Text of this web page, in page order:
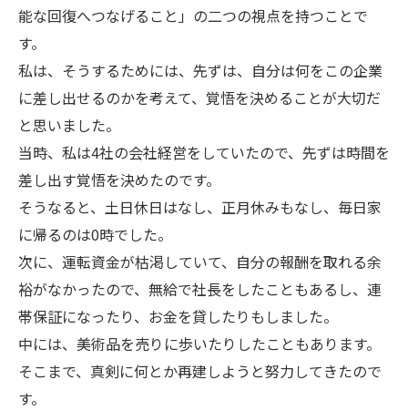
能な回復へつなげること」の二つの視点を持つことで
す。
私は、そうするためには、先ずは、自分は何をこの企業
に差し出せるのかを考えて、覚悟を決めることが大切だ
と思いました。
当時、私は4社の会社経営をしていたので、先ずは時間を
差し出す覚悟を決めたのです。
そうなると、土日休日はなし、正月休みもなし、毎日家
に帰るのは0時でした。
次に、運転資金が枯渇していて、自分の報酬を取れる余
裕がなかったので、無給で社長をしたこともあるし、連
帯保証になったり、お金を貸したりもしました。
中には、美術品を売りに歩いたりしたこともあります。
そこまで、真剣に何とか再建しようと努力してきたので
す。